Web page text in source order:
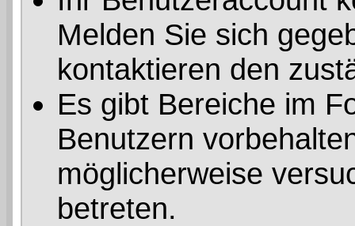
Melden Sie sich
kontaktieren den
Es gibt Bereiche im
Benutzern
möglicherweise
betreten.